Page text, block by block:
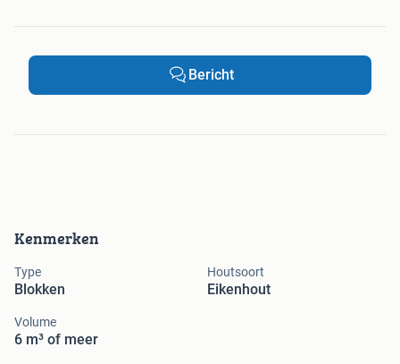
Kenmerken
Type
Blokken
Houtsoort
Eikenhout
Volume
6 m³ of meer
Bericht